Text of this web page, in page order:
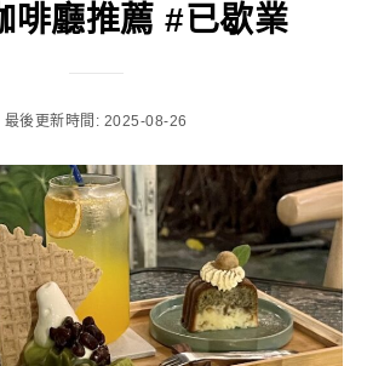
啡廳推薦 #已歇業
最後更新時間: 2025-08-26